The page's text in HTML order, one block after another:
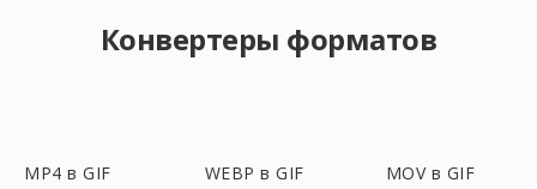
Конвертеры форматов
MP4 в GIF WEBP в GIF MOV в GIF